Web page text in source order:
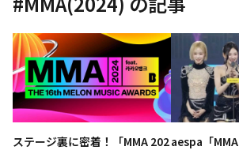
ステージ裏に密着！「MMA 202aespa「